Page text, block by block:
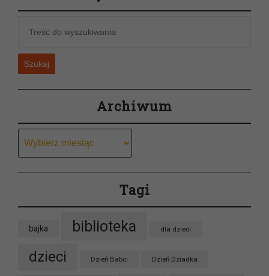
Szukaj
Archiwum
Tagi
bajka biblioteka dla dzieci
dzieci Dzień Babci Dzień Dziadka